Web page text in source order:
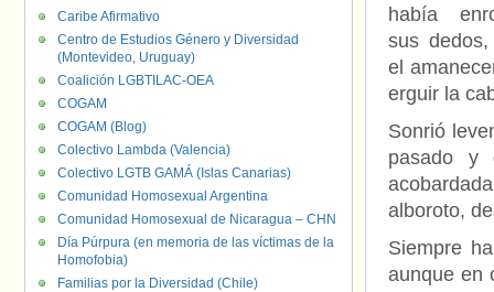
había
sus
el
erguir la
Sonrió
pasado y
alboroto,
Siempre
aunque en
Caribe Afirmativo
Centro de Estudios Género y Diversidad
(Montevideo, Uruguay)
Coalición LGBTILAC-OEA
COGAM
COGAM (Blog)
Colectivo Lambda (Valencia)
Colectivo LGTB GAMÁ (Islas Canarias)
Comunidad Homosexual Argentina
Comunidad Homosexual de Nicaragua – CHN
Día Púrpura (en memoria de las víctimas de la
Homofobia)
Familias por la Diversidad (Chile)